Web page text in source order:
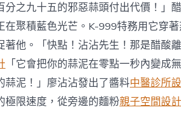
之九十五的邪惡蒜頭付出代價！」
聚積藍色光芒。K-999特務用它穿
他。「快點！沾沾先生！那是醋酸
「它會把你的蒜泥在零點一秒內變成
泥！」廖沾沾發出了醬料中醫診所
極限速度，從旁邊的麵粉親子空間設計